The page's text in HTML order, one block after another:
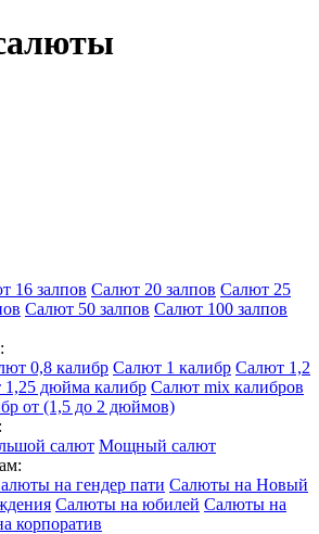
16 залпов Салют 20 залпов Салют 25
Салют 50 залпов Салют 100 залпов
0,8 калибр Салют 1 калибр Салют 1,2
дюйма калибр Салют mix калибров
от (1,5 до 2 дюймов)
салют Мощный салют
на гендер пати Салюты на Новый
Салюты на юбилей Салюты на
корпоратив